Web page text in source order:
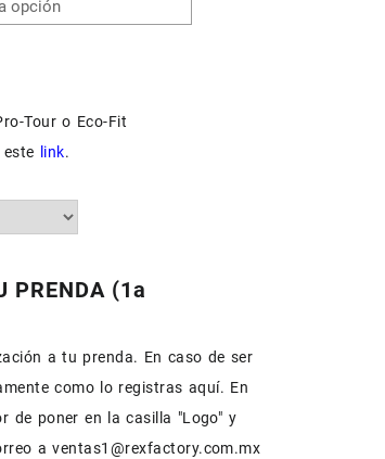
Tour o Eco-Fit
link.
PRENDA (1a
a tu prenda. En caso de ser
como lo registras aquí. En
de poner en la casilla "Logo" y
a ventas1@rexfactory.com.mx